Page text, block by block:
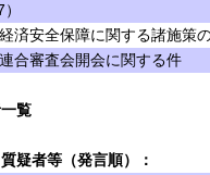
経済安全保障に関する諸施策
連合審査会開会に関する件
覧
疑者等（発言順）：